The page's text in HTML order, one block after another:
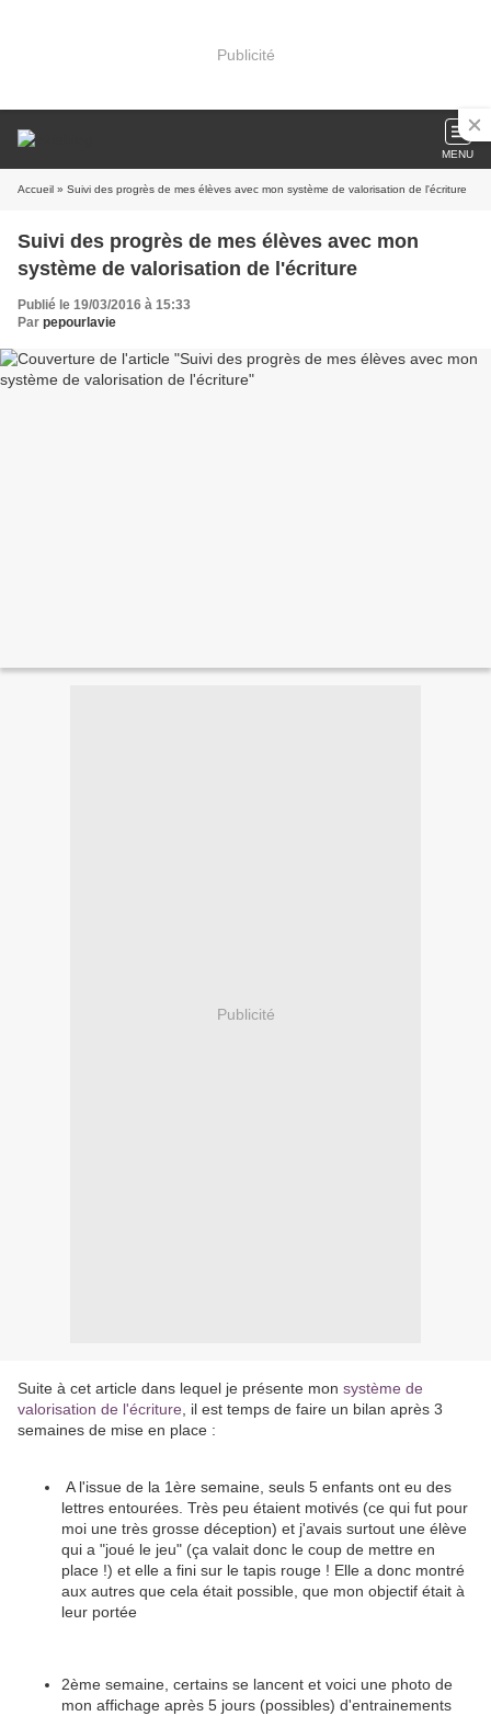
Publicité
MENU
Accueil » Suivi des progrès de mes élèves avec mon système de valorisation de l'écriture
Suivi des progrès de mes élèves avec mon
système de valorisation de l'écriture
Publié le 19/03/2016 à 15:33
Par pepourlavie
Publicité
Suite à cet article dans lequel je présente mon système de
valorisation de l'écriture , il est temps de faire un bilan après 3
semaines de mise en place :
A l'issue de la 1ère semaine, seuls 5 enfants ont eu des
lettres entourées. Très peu étaient motivés (ce qui fut pour
moi une très grosse déception) et j'avais surtout une élève
qui a "joué le jeu" (ça valait donc le coup de mettre en
place !) et elle a fini sur le tapis rouge ! Elle a donc montré
aux autres que cela était possible, que mon objectif était à
leur portée
2ème semaine, certains se lancent et voici une photo de
mon affichage après 5 jours (possibles) d'entrainements